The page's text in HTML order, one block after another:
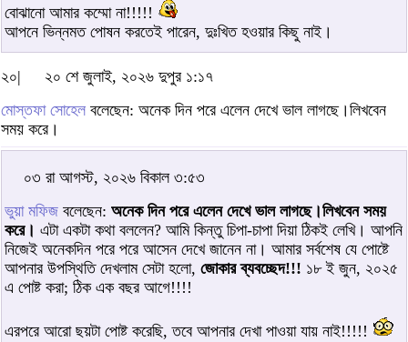
বোঝানো আমার কম্মো না!!!!!
আপনে ভিন্নমত পোষন করতেই পারেন, দুঃখিত হওয়ার কিছু নাই।
২০|
২০ শে জুলাই, ২০২৬ দুপুর ১:১৭
মোস্তফা সোহেল বলেছেন: অনেক দিন পরে এলেন দেখে ভাল লাগছে।লিখবেন
সময় করে।
০৩ রা আগস্ট, ২০২৬ বিকাল ৩:৫৩
ভুয়া মফিজ বলেছেন: অনেক দিন পরে এলেন দেখে ভাল লাগছে।লিখবেন সময়
করে। এটা একটা কথা বললেন? আমি কিন্তু চিপা-চাপা দিয়া ঠিকই লেখি। আপনি
নিজেই অনেকদিন পরে পরে আসেন দেখে জানেন না। আমার সর্বশেষ যে পোষ্টে
আপনার উপস্থিতি দেখলাম সেটা হলো, জোকার ব্যবচ্ছেদ!!! ১৮ ই জুন, ২০২৫
এ পোষ্ট করা; ঠিক এক বছর আগে!!!!
এরপরে আরো ছয়টা পোষ্ট করেছি, তবে আপনার দেখা পাওয়া যায় নাই!!!!!